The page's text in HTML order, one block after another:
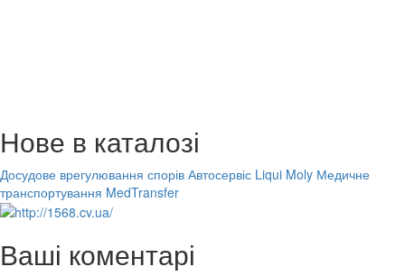
Нове в каталозі
Досудове врегулювання спорів Автосервіс Liqui Moly Медичне
транспортування MedTransfer
Ваші коментарі